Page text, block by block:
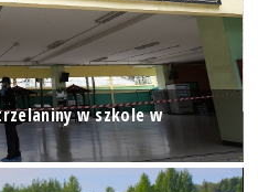
w szkole w